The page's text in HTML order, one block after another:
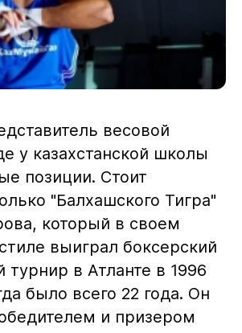
весовой
у казахстанской школы
позиции. Стоит
"Балхашского Тигра"
который в своем
выиграл боксерский
турнир в Атланте в 1996
было всего 22 года. Он
и призером